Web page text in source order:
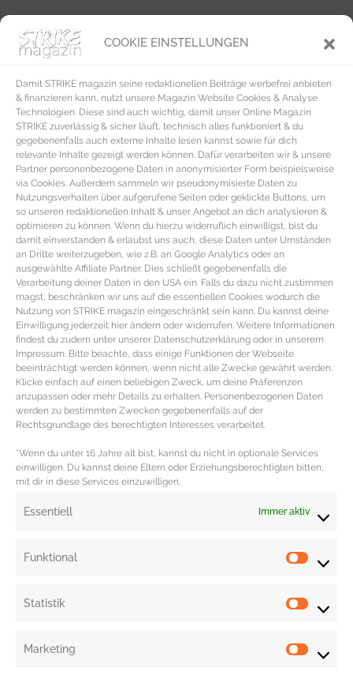
COOKIE EINSTELLUNGEN
Damit STRIKE magazin seine redaktionellen Beiträge werbefrei anbieten
& finanzieren kann, nutzt unsere Magazin Website Cookies & Analyse
Technologien. Diese sind auch wichtig, damit unser Online Magazin
STRIKE zuverlässig & sicher läuft, technisch alles funktioniert & du
gegebenenfalls auch externe Inhalte lesen kannst sowie für dich
relevante Inhalte gezeigt werden können. Dafür verarbeiten wir & unsere
Partner personenbezogene Daten in anonymisierter Form beispielsweise
via Cookies. Außerdem sammeln wir pseudonymisierte Daten zu
Nutzungsverhalten über aufgerufene Seiten oder geklickte Buttons, um
so unseren redaktionellen Inhalt & unser Angebot an dich analysieren &
optimieren zu können. Wenn du hierzu widerruflich einwilligst, bist du
damit einverstanden & erlaubst uns auch, diese Daten unter Umständen
an Dritte weiterzugeben, wie z.B. an Google Analytics oder an
ausgewählte Affiliate Partner. Dies schließt gegebenenfalls die
Verarbeitung deiner Daten in den USA ein. Falls du dazu nicht zustimmen
magst, beschränken wir uns auf die essentiellen Cookies wodurch die
Nutzung von STRIKE magazin eingeschränkt sein kann. Du kannst deine
Einwilligung jederzeit hier ändern oder widerrufen. Weitere Informationen
findest du zudem unter unserer Datenschutzerklärung oder in unserem
Impressum. Bitte beachte, dass einige Funktionen der Webseite
beeinträchtigt werden können, wenn nicht alle Zwecke gewährt werden.
Klicke einfach auf einen beliebigen Zweck, um deine Präferenzen
anzupassen oder mehr Details zu erhalten. Personenbezogenen Daten
werden zu bestimmten Zwecken gegebenenfalls auf der
Rechtsgrundlage des berechtigten Interesses verarbeitet.
*Wenn du unter 16 Jahre alt bist, kannst du nicht in optionale Services
einwilligen. Du kannst deine Eltern oder Erziehungsberechtigten bitten,
mit dir in diese Services einzuwilligen.
Essentiell Immer aktiv
Funktional
Statistik
Marketing
Sonnenbrillen im Retro Look zum
Sonnenbrillen Trend – Retro Look & XXL Shades Audrey
bei Tiffany’s“
MEHR DAZU »